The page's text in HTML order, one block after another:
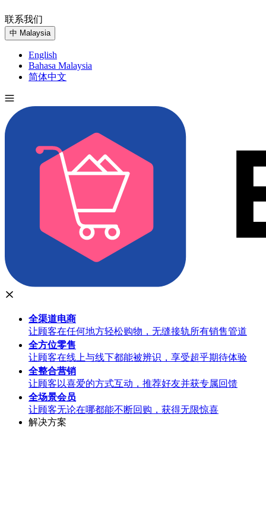
联系我们
中 Malaysia
English
Bahasa Malaysia
简体中文
全渠道电商
让顾客在任何地方轻松购物，无缝接轨所有销售管道
全方位零售
让顾客在线上与线下都能被辨识，享受超乎期待体验
全整合营销
让顾客以喜爱的方式互动，推荐好友并获专属回馈
全场景会员
让顾客无论在哪都能不断回购，获得无限惊喜
解决方案